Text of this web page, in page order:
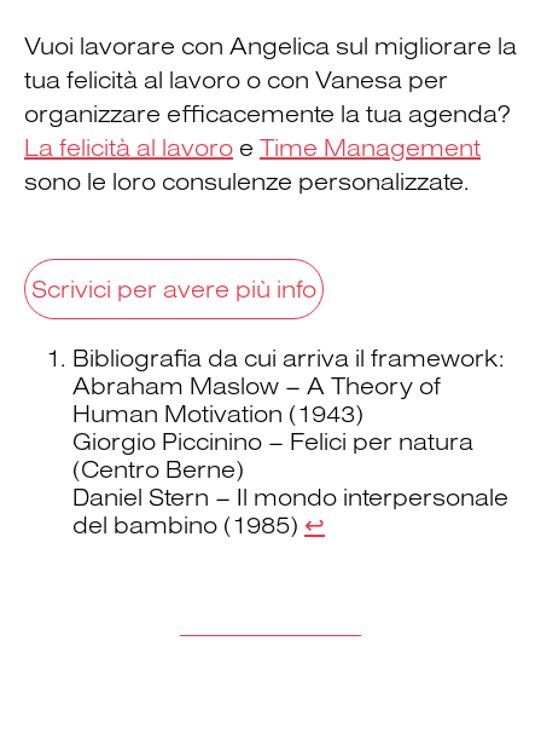
Vuoi lavorare con Angelica sul migliorare la
tua felicità al lavoro o con Vanesa per
organizzare efficacemente la tua agenda?
La felicità al lavoro e Time Management
sono le loro consulenze personalizzate.
Scrivici per avere più info
Bibliografia da cui arriva il framework:
Abraham Maslow – A Theory of
Human Motivation (1943)
Giorgio Piccinino – Felici per natura
(Centro Berne)
Daniel Stern – Il mondo interpersonale
del bambino (1985) ↩︎